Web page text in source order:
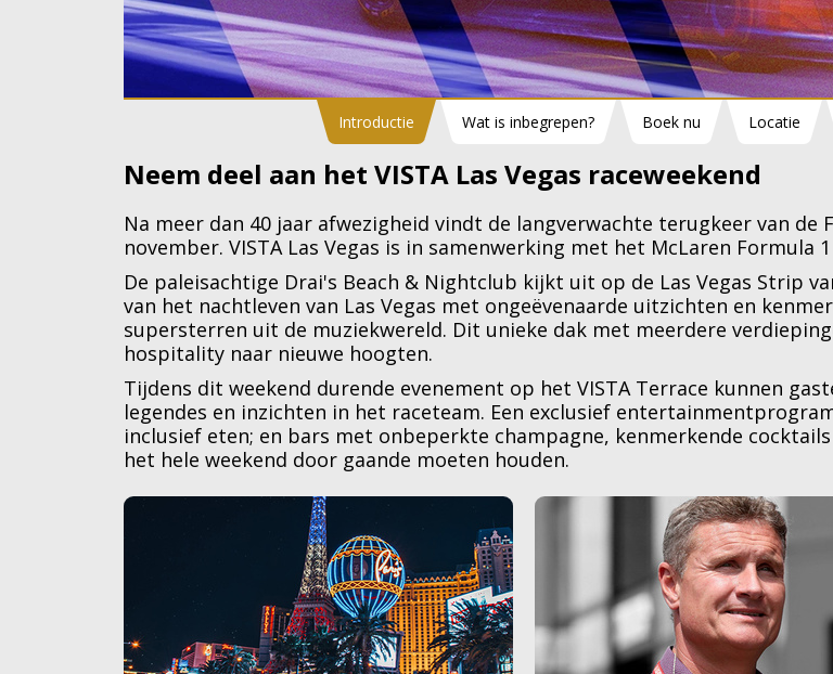
Introductie Wat is inbegrepen? Boek nu Locatie
Neem deel aan het VISTA Las Vegas raceweekend
Na meer dan 40 jaar afwezigheid vindt de langverwachte terugkeer van de
november. VISTA Las Vegas is in samenwerking met het McLaren Formula
De paleisachtige Drai's Beach & Nightclub kijkt uit op de Las Vegas Strip
van het nachtleven van Las Vegas met ongeëvenaarde uitzichten en
supersterren uit de muziekwereld. Dit unieke dak met meerdere
hospitality naar nieuwe hoogten.
Tijdens dit weekend durende evenement op het VISTA Terrace kunnen
legendes en inzichten in het raceteam. Een exclusief
inclusief eten; en bars met onbeperkte champagne, kenmerkende
het hele weekend door gaande moeten houden.